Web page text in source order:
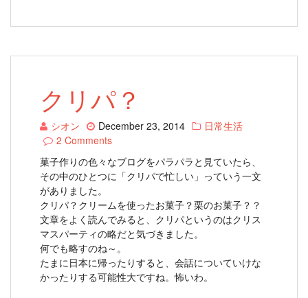
クリパ？
シオン December 23, 2014
日常生活
2 Comments
菓子作りの色々なブログをパラパラと見ていたら、
その中のひとつに「クリパで忙しい」っていう一文
がありました。
クリパ？クリームを使ったお菓子？栗のお菓子？？
文章をよく読んでみると、クリパというのはクリス
マスパーティの略だと気づきました。
何でも略すのね～。
たまに日本に帰ったりすると、会話についていけな
かったりする可能性大ですね。怖いわ。